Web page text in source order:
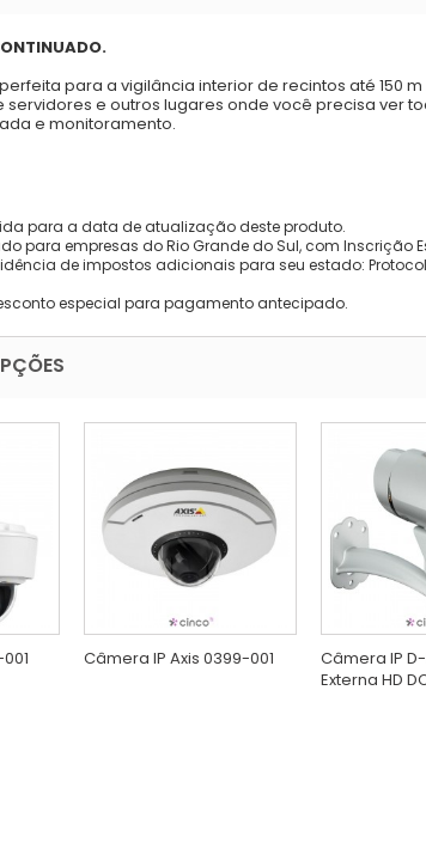
perfeita para a vigilância interior de recintos até 150
servidores e outros lugares onde você precisa ver
e monitoramento.
para a data de atualização deste produto.
para empresas do Rio Grande do Sul, com Inscrição
de impostos adicionais para seu estado:
especial para pagamento antecipado.
Câmera IP Axis 0399-001
Câmera IP
Externa HD